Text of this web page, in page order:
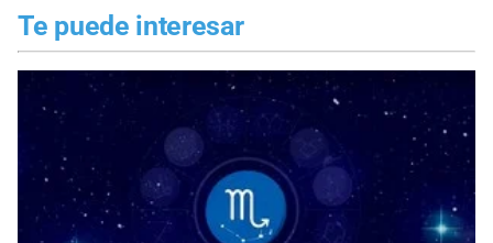
Te puede interesar